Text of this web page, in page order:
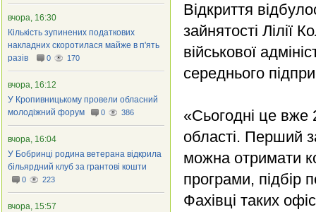
Відкриття
зайнятості Лілії
військової
середнього
«Сьогодні це вже
області. Перший
можна отримати
програми, підбір
Фахівці таких
вчора, 16:30
Кількість зупинених податкових
накладних скоротилася майже в п'ять
разів
0 170
вчора, 16:12
У Кропивницькому провели обласний
молодіжний форум
0 386
вчора, 16:04
У Бобринці родина ветерана відкрила
більярдний клуб за грантові кошти
0 223
вчора, 15:57